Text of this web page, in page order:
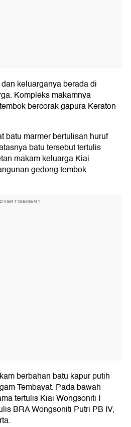
keluarganya berada di
Kompleks makamnya
bercorak gapura Keraton
batu marmer bertulisan huruf
batu tersebut tertulis
makam keluarga Kiai
gedong tembok
berbahan batu kapur putih
Tembayat. Pada bawah
tertulis Kiai Wongsoniti I
BRA Wongsoniti Putri PB IV,